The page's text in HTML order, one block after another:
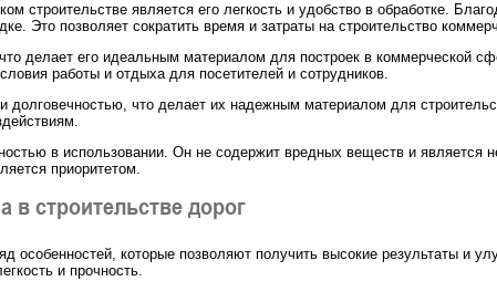
строительстве является его легкость и удобство в обработке.
Это позволяет сократить время и затраты на строительство
делает его идеальным материалом для построек в коммерческой
работы и отдыха для посетителей и сотрудников.
долговечностью, что делает их надежным материалом для
в использовании. Он не содержит вредных веществ и
приоритетом.
в строительстве дорог
особенностей, которые позволяют получить высокие результаты и
и прочность.